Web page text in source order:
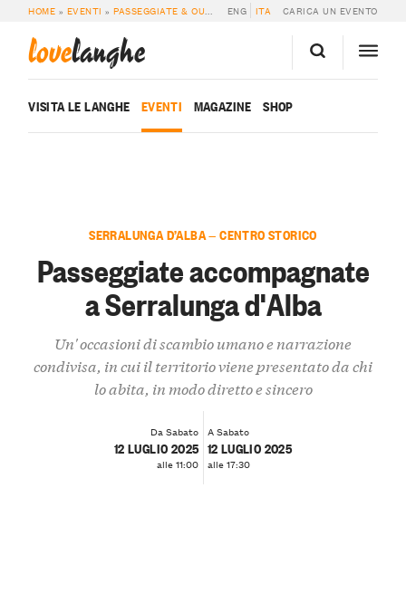
HOME » EVENTI »PASSEGGIATE & OUTDOOR » PASSEGGIATE
ENG ITA CARICA UN EVENTO
lovelanghe
VISITA LE LANGHE EVENTI MAGAZINE SHOP
SERRALUNGA D’ALBA — CENTRO STORICO
Passeggiate accompagnate
a Serralunga d'Alba
Un' occasioni di scambio umano e narrazione
condivisa, in cui il territorio viene presentato da chi
lo abita, in modo diretto e sincero
Da Sabato
12 LUGLIO 2025
alle 11:00
A Sabato
12 LUGLIO 2025
alle 17:30